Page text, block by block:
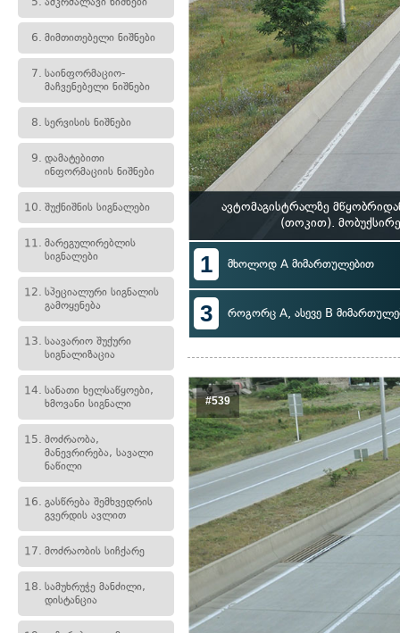
6. მიმთითებელი ნიშნები
7. საინფორმაციო-
მაჩვენებელი ნიშნები
8. სერვისის ნიშნები
9. დამატებითი
ინფორმაციის ნიშნები
10. შუქნიშნის სიგნალები
11. მარეგულირებლის
სიგნალები
12. სპეციალური სიგნალის
გამოყენება
13. საავარიო შუქური
სიგნალიზაცია
14. სანათი ხელსაწყოები,
ხმოვანი სიგნალი
15. მოძრაობა,
მანევრირება, სავალი
ნაწილი
16. გასწრება შემხვედრის
გვერდის ავლით
17. მოძრაობის სიჩქარე
18. სამუხრუჭე მანძილი,
დისტანცია
ავტომაგისტრალზე
(თოკით).
1 მხოლოდ A მიმართულებით
3 როგორც A, ასევე B
#539